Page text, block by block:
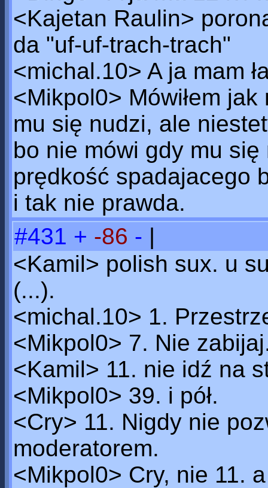
<Kajetan Raulin>
da "uf-uf-trach-trach"
<michal.10> A ja mam
<Mikpol0> Mówiłem
mu się nudzi, ale
bo nie mówi gdy mu
prędkość spadajacego
i tak nie prawda.
#431 + -86 - |
<Kamil> polish sux. u
(...).
<michal.10> 1.
<Mikpol0> 7. Nie
<Kamil> 11. nie idź na
<Mikpol0> 39. i pół.
<Cry> 11. Nigdy nie
moderatorem.
<Mikpol0> Cry, nie 11.